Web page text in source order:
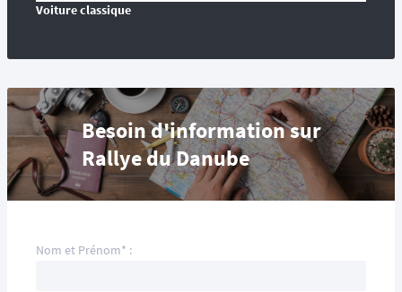
Voiture classique
Besoin d'information sur
Rallye du Danube
Nom et Prénom* :